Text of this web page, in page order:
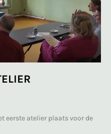
eerste atelier plaats voor de